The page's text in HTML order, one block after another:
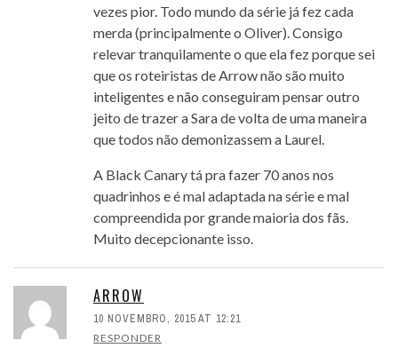
vezes pior. Todo mundo da série já fez cada
merda (principalmente o Oliver). Consigo
relevar tranquilamente o que ela fez porque sei
que os roteiristas de Arrow não são muito
inteligentes e não conseguiram pensar outro
jeito de trazer a Sara de volta de uma maneira
que todos não demonizassem a Laurel.
A Black Canary tá pra fazer 70 anos nos
quadrinhos e é mal adaptada na série e mal
compreendida por grande maioria dos fãs.
Muito decepcionante isso.
ARROW
10 NOVEMBRO, 2015 AT 12:21
RESPONDER